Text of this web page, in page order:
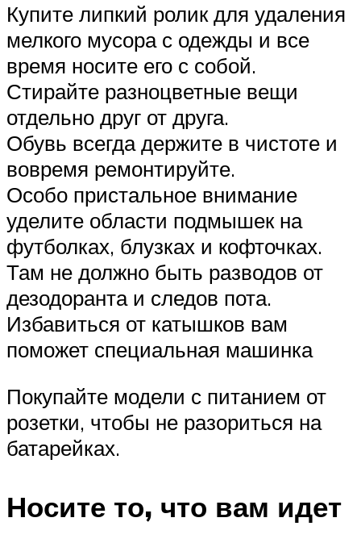
Купите липкий ролик для удаления
мелкого мусора с одежды и все
время носите его с собой.
Стирайте разноцветные вещи
отдельно друг от друга.
Обувь всегда держите в чистоте и
вовремя ремонтируйте.
Особо пристальное внимание
уделите области подмышек на
футболках, блузках и кофточках.
Там не должно быть разводов от
дезодоранта и следов пота.
Избавиться от катышков вам
поможет специальная машинка
Покупайте модели с питанием от
розетки, чтобы не разориться на
батарейках.
Носите то, что вам идет